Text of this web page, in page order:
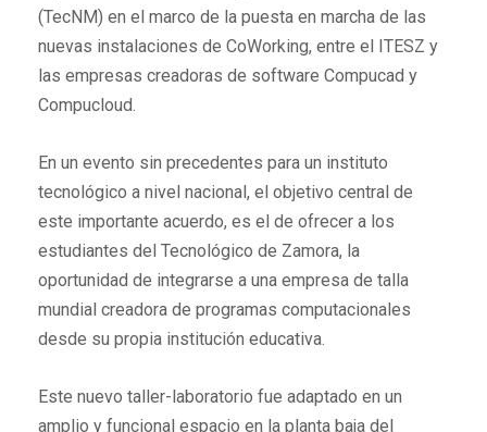
(TecNM) en el marco de la puesta en marcha de las
nuevas instalaciones de CoWorking, entre el ITESZ y
las empresas creadoras de software Compucad y
Compucloud.
En un evento sin precedentes para un instituto
tecnológico a nivel nacional, el objetivo central de
este importante acuerdo, es el de ofrecer a los
estudiantes del Tecnológico de Zamora, la
oportunidad de integrarse a una empresa de talla
mundial creadora de programas computacionales
desde su propia institución educativa.
Este nuevo taller-laboratorio fue adaptado en un
amplio y funcional espacio en la planta baja del